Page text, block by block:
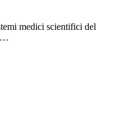
medici scientifici del